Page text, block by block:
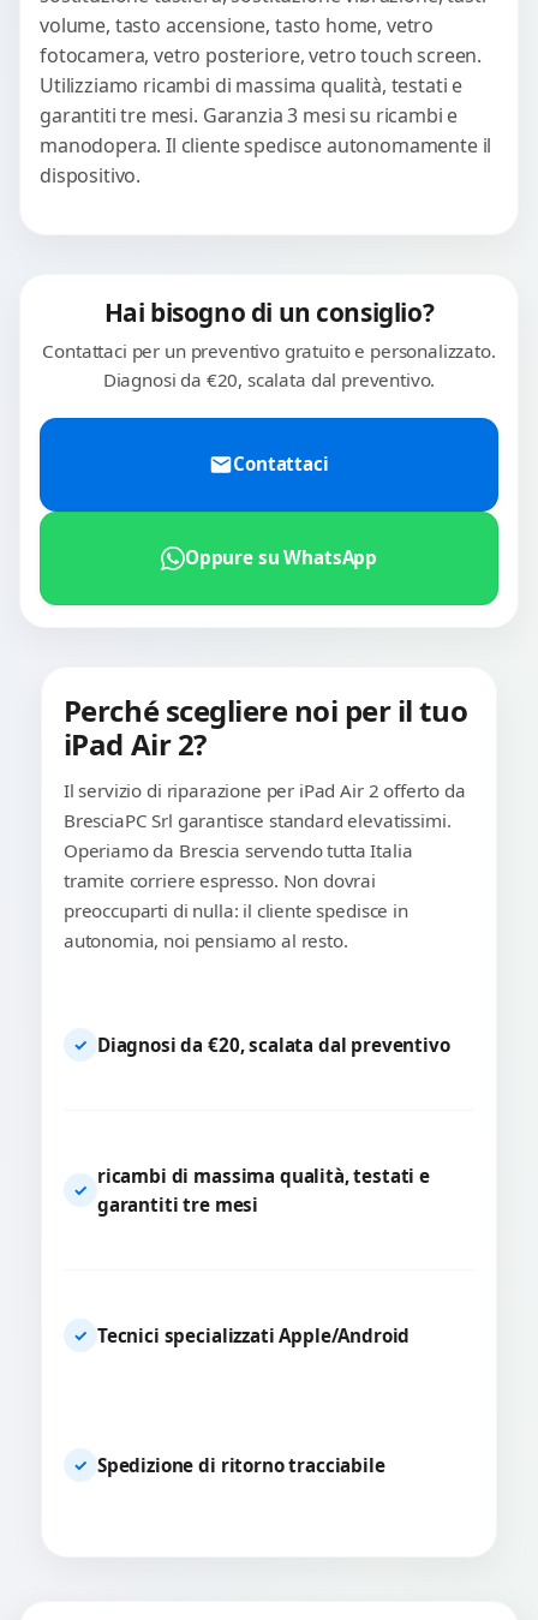
volume, tasto accensione, tasto home, vetro
fotocamera, vetro posteriore, vetro touch screen.
Utilizziamo ricambi di massima qualità, testati e
garantiti tre mesi. Garanzia 3 mesi su ricambi e
manodopera. Il cliente spedisce autonomamente il
dispositivo.
Hai bisogno di un consiglio?
Contattaci per un preventivo gratuito e personalizzato.
Diagnosi da €20, scalata dal preventivo.
Contattaci
Oppure su WhatsApp
Perché scegliere noi per il tuo
iPad Air 2?
Il servizio di riparazione per iPad Air 2 offerto da
BresciaPC Srl garantisce standard elevatissimi.
Operiamo da Brescia servendo tutta Italia
tramite corriere espresso. Non dovrai
preoccuparti di nulla: il cliente spedisce in
autonomia, noi pensiamo al resto.
✓ Diagnosi da €20, scalata dal preventivo
✓
ricambi di massima qualità, testati e
garantiti tre mesi
✓ Tecnici specializzati Apple/Android
✓ Spedizione di ritorno tracciabile